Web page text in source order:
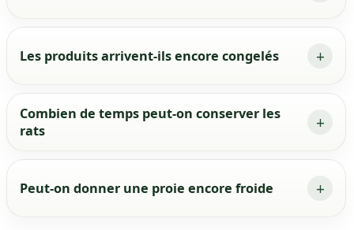
Les produits arrivent-ils encore congelés
Combien de temps peut-on conserver les
rats
Peut-on donner une proie encore froide